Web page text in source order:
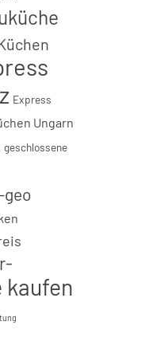
Express
Ungarn
geschlossene
kaufen